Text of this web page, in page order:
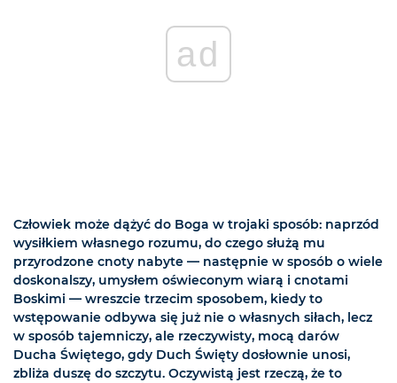
ad
Człowiek może dążyć do Boga w trojaki sposób: naprzód
wysiłkiem własnego rozumu, do czego służą mu
przyrodzone cnoty nabyte — następnie w sposób o wiele
doskonalszy, umysłem oświeconym wiarą i cnotami
Boskimi — wreszcie trzecim sposobem, kiedy to
wstępowanie odbywa się już nie o własnych siłach, lecz
w sposób tajemniczy, ale rzeczywisty, mocą darów
Ducha Świętego, gdy Duch Święty dosłownie unosi,
zbliża duszę do szczytu. Oczywistą jest rzeczą, że to